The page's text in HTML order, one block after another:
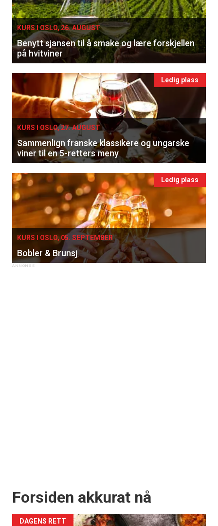
KURS I OSLO, 26. AUGUST
Benytt sjansen til å smake og lære forskjellen
på hvitviner
Ledig plass
KURS I OSLO, 27. AUGUST
Sammenlign franske klassikere og ungarske
viner til en 5-retters meny
Ledig plass
KURS I OSLO, 05. SEPTEMBER
Bobler & Brunsj
Forsiden akkurat nå
DAGENS RETT